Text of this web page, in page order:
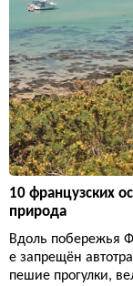
10 французских
природа
Вдоль побережья
е запрещён
пешие прогулки,